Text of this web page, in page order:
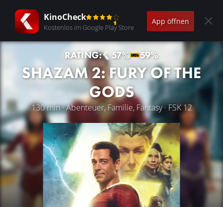
KinoCheck
Kostenlos im Google Play Store
App öffnen
RATING: 57% 59%
SHAZAM 2: FURY OF THE
GODS
130 min · Abenteuer, Familie, Fantasy · FSK 12